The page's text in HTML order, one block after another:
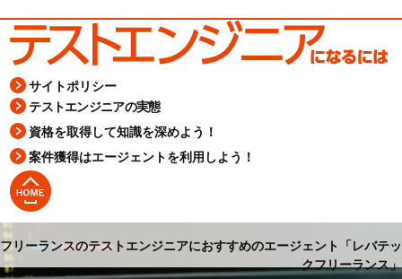
サイトポリシー
テストエンジニアの実態
資格を取得して知識を深めよう！
案件獲得はエージェントを利用しよう！
フリーランスのテストエンジニアにおすすめのエージェント「レバテッ
クフリーランス」